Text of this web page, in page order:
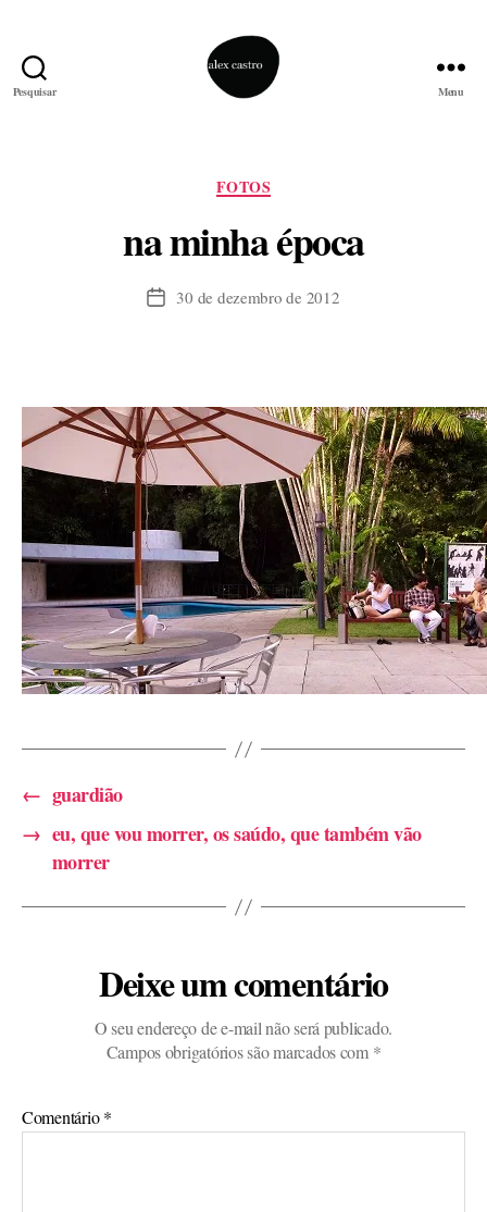
Pesquisar Menu
Categorias
FOTOS
na minha época
Data30 de dezembro de 2012
← guardião
→ eu, que vou morrer, os saúdo, que também vão
morrer
Deixe um comentário
O seu endereço de e-mail não será publicado.
Campos obrigatórios são marcados com *
Comentário*